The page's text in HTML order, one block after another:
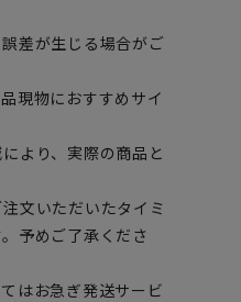
差が生じる場合がご
現物におすすめサイ
より、実際の商品と
文いただいたタイミ
予めご了承くださ
はお急ぎ発送サービ